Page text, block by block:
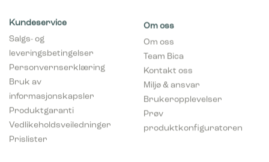
Kundeservice
Salgs- og
leveringsbetingelser
Personvernserklæring
Bruk av
informasjonskapsler
Produktgaranti
Vedlikeholdsveiledninger
Prislister
Om oss
Om oss
Team Bica
Kontakt oss
Miljø & ansvar
Brukeropplevelser
Prøv
produktkonfiguratoren